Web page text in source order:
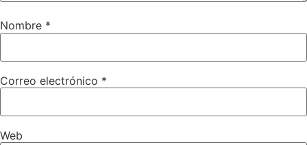
Nombre *
Correo electrónico *
Web